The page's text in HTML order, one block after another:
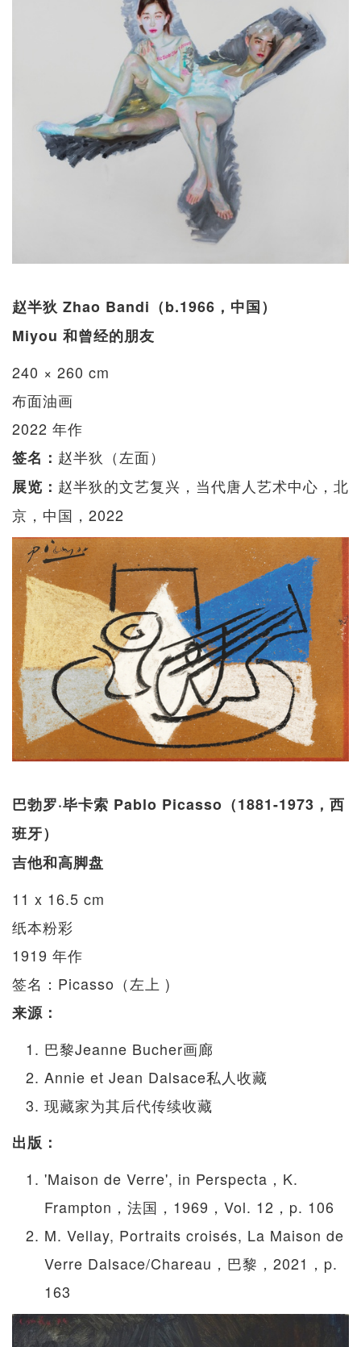
赵半狄 Zhao Bandi（b.1966，中国）
Miyou 和曾经的朋友
240 × 260 cm
布面油画
2022 年作
签名： 赵半狄（左面）
展览： 赵半狄的文艺复兴，当代唐人艺术中心，北
京，中国，2022
巴勃罗·毕卡索 Pablo Picasso（1881-1973，西
班牙）
吉他和高脚盘
11 x 16.5 cm
纸本粉彩
1919 年作
签名：Picasso（左上 )
来源：
巴黎Jeanne Bucher画廊
Annie et Jean Dalsace私人收藏
现藏家为其后代传续收藏
出版：
'Maison de Verre', in Perspecta，K.
Frampton，法国，1969，Vol. 12，p. 106
M. Vellay, Portraits croisés, La Maison de
Verre Dalsace/Chareau，巴黎，2021，p.
163